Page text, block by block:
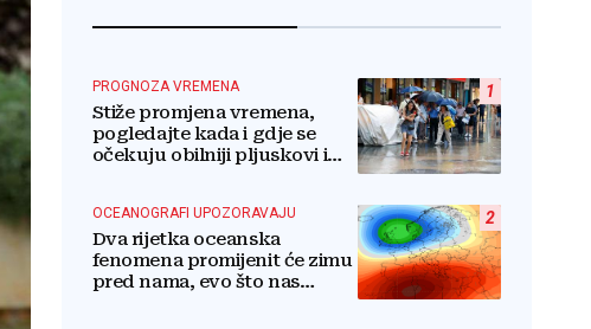
1
PROGNOZA VREMENA
Stiže promjena vremena,
pogledajte kada i gdje se
očekuju obilniji pljuskovi i
2
OCEANOGRAFI UPOZORAVAJU
Dva rijetka oceanska
fenomena promijenit će zimu
pred nama, evo što nas